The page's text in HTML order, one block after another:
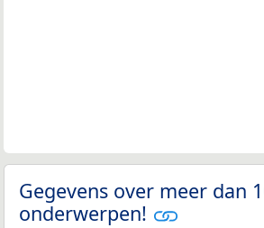
Gegevens over meer dan
onderwerpen!